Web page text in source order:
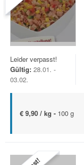
Leider verpasst!
Gültig: 28.01. -
03.02.
€ 9,90 / kg - 100 g